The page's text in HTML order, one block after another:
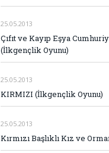
25.05.2013
Çıfıt ve Kayıp Eşya
(İlkgençlik Oyunu)
25.05.2013
KIRMIZI (İlkgençlik Oyunu)
25.05.2013
Kırmızı Başlıklı Kız ve